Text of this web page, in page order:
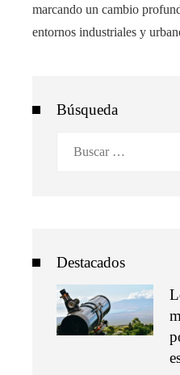
marcando un cambio
entornos industriales y
Búsqueda
Destacados